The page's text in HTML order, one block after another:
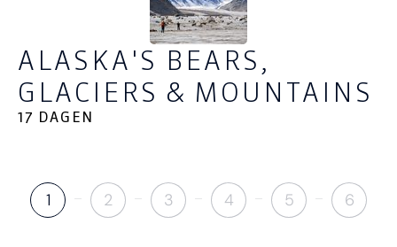
ALASKA'S BEARS,
GLACIERS & MOUNTAINS
17 DAGEN
1 2 3 4 5 6